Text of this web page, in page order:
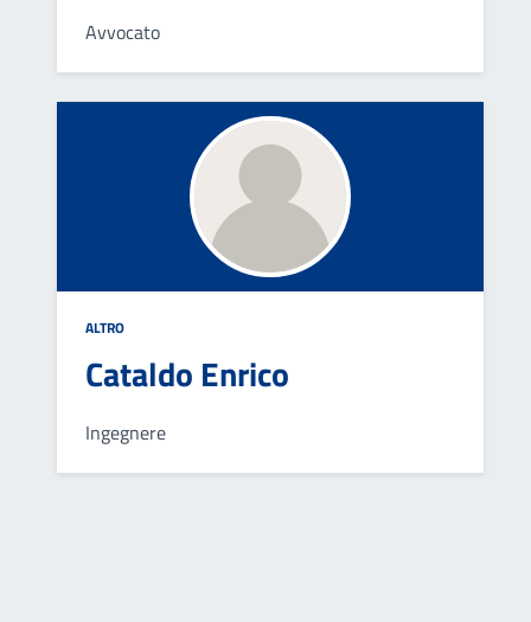
Avvocato
ALTRO
Cataldo Enrico
Ingegnere